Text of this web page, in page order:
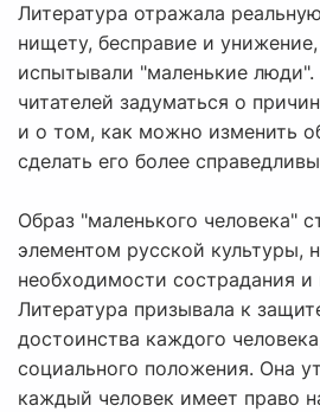
Литература отражала
нищету, бесправие и
испытывали "маленькие люди".
читателей задуматься о
и о том, как можно изменить
сделать его более
Образ "маленького человека"
элементом русской культуры,
необходимости сострадания
Литература призывала к
достоинства каждого
социального положения. Она
каждый человек имеет право